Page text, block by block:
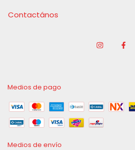
Contactános
Medios de pago
Medios de envío